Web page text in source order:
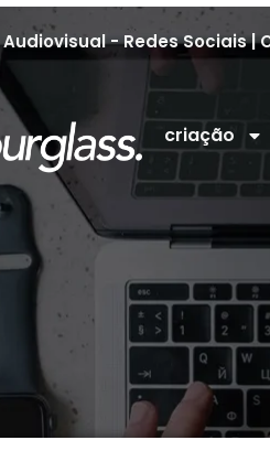
- Redes Sociais |
criação